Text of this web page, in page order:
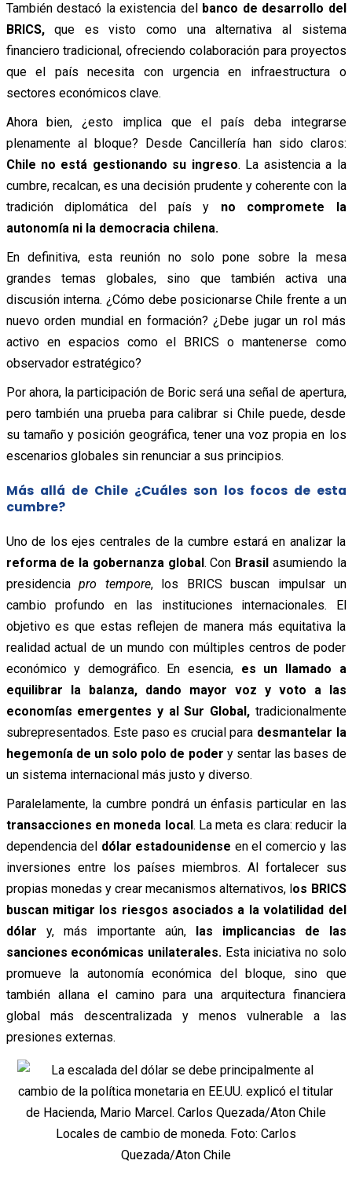
También destacó la existencia del
banco de desarrollo del
BRICS,que es visto como una alternativa al sistema
financiero tradicional, ofreciendo colaboración para proyectos
que el país necesita con urgencia en infraestructura o
sectores económicos clave.
Ahora bien, ¿esto implica que el país deba integrarse
plenamente al bloque? Desde Cancillería han sido claros:
Chile no está gestionando su ingreso. La asistencia a la
cumbre, recalcan, es una decisión prudente y coherente con la
tradición diplomática del país y no compromete la
autonomía ni la democracia chilena.
En definitiva, esta reunión no solo pone sobre la mesa
grandes temas globales, sino que también activa una
discusión interna. ¿Cómo debe posicionarse Chile frente a un
nuevo orden mundial en formación? ¿Debe jugar un rol más
activo en espacios como el BRICS o mantenerse como
observador estratégico?
Por ahora, la participación de Boric será una señal de apertura,
pero también una prueba para calibrar si Chile puede, desde
su tamaño y posición geográfica, tener una voz propia en los
escenarios globales sin renunciar a sus principios.
Más allá de Chile ¿Cuáles son los focos de esta
cumbre?
Uno de los ejes centrales de la cumbre estará en analizar la
reforma de la gobernanza global . Con Brasil asumiendo la
presidenciapro tempore, los BRICS buscan impulsar un
cambio profundo en las instituciones internacionales. El
objetivo es que estas reflejen de manera más equitativa la
realidad actual de un mundo con múltiples centros de poder
económico y demográfico. En esencia, es un llamado a
equilibrar la balanza, dando mayor voz y voto a las
economías emergentes y al Sur Global,tradicionalmente
subrepresentados. Este paso es crucial para desmantelar la
hegemonía de un solo polo de poder y sentar las bases de
un sistema internacional más justo y diverso.
Paralelamente, la cumbre pondrá un énfasis particular en las
transacciones en moneda local . La meta es clara: reducir la
dependencia del dólar estadounidense en el comercio y las
inversiones entre los países miembros. Al fortalecer sus
propias monedas y crear mecanismos alternativos, l os BRICS
buscan mitigar los riesgos asociados a la volatilidad del
dólar y, más importante aún,las implicancias de las
sanciones económicas unilaterales.Esta iniciativa no solo
promueve la autonomía económica del bloque, sino que
también allana el camino para una arquitectura financiera
global más descentralizada y menos vulnerable a las
presiones externas.
Locales de cambio de moneda. Foto: Carlos
Quezada/Aton Chile